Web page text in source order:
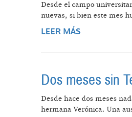
Desde el campo
nuevas, si bien este mes
LEER MÁS
Dos meses sin
Desde hace dos meses
hermana Verónica. Una